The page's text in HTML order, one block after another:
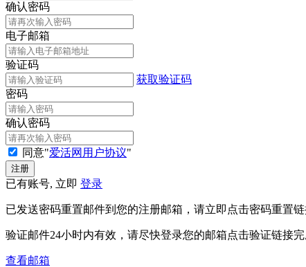
确认密码
电子邮箱
验证码
获取验证码
密码
确认密码
同意"爱活网用户协议"
已有账号, 立即 登录
已发送密码重置邮件到您的注册邮箱，请立即点击密码重置链
验证邮件24小时内有效，请尽快登录您的邮箱点击验证链接
查看邮箱